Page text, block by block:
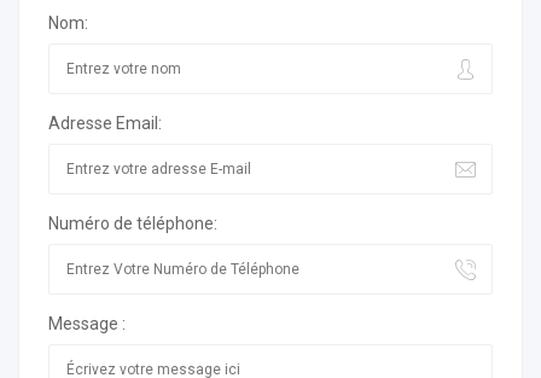
Nom:
Adresse Email:
Numéro de téléphone:
Message :